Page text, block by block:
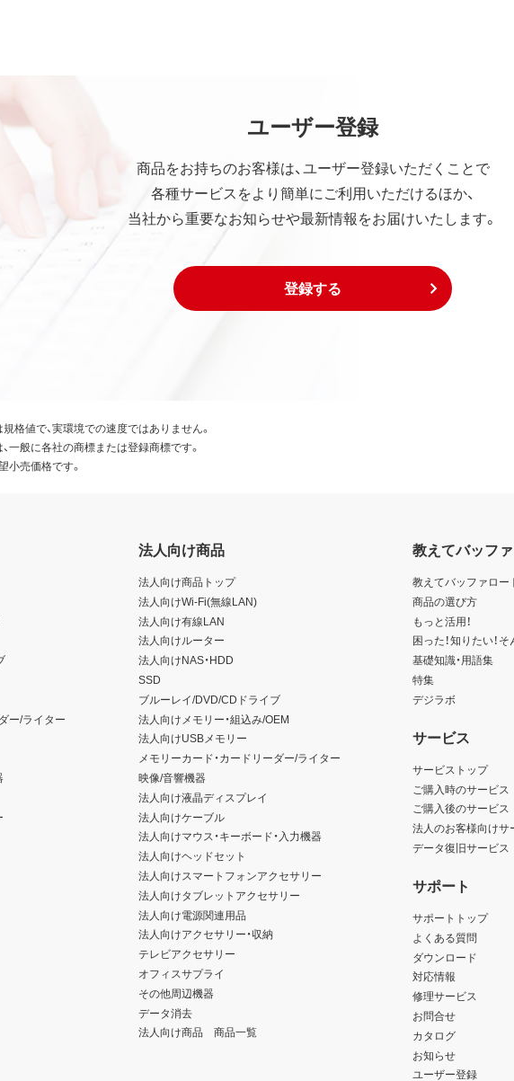
ユーザー登録
商品をお持ちのお客様は、ユーザー登録いただくことで
各種サービスをより簡単にご利用いただけるほか、
当社から重要なお知らせや最新情報をお届けいたします。
登録する
格値で、実環境での速度ではありません。
一般に各社の商標または登録商標です。
小売価格です。
ー/ライター
法人向け商品
法人向け商品トップ
法人向けWi-Fi(無線LAN)
法人向け有線LAN
法人向けルーター
法人向けNAS・HDD
SSD
ブルーレイ/DVD/CDドライブ
法人向けメモリー・組込み/OEM
法人向けUSBメモリー
メモリーカード・カードリーダー/ライター
映像/音響機器
法人向け液晶ディスプレイ
法人向けケーブル
法人向けマウス・キーボード・入力機器
法人向けヘッドセット
法人向けスマートフォンアクセサリー
法人向けタブレットアクセサリー
法人向け電源関連用品
法人向けアクセサリー・収納
テレビアクセサリー
オフィスサプライ
その他周辺機器
データ消去
法人向け商品 商品一覧
教えてバッフ
教えてバッファロー
商品の選び方
もっと活用！
困った！知りたい！
基礎知識・用語集
特集
デジラボ
サービス
サービストップ
ご購入時のサービス
ご購入後のサービス
法人のお客様向けサ
データ復旧サービス
サポート
サポートトップ
よくある質問
ダウンロード
対応情報
修理サービス
お問合せ
カタログ
お知らせ
ユーザー登録